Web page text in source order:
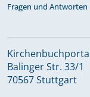
Fragen und Antworten
Balinger Str. 33/1
70567 Stuttgart